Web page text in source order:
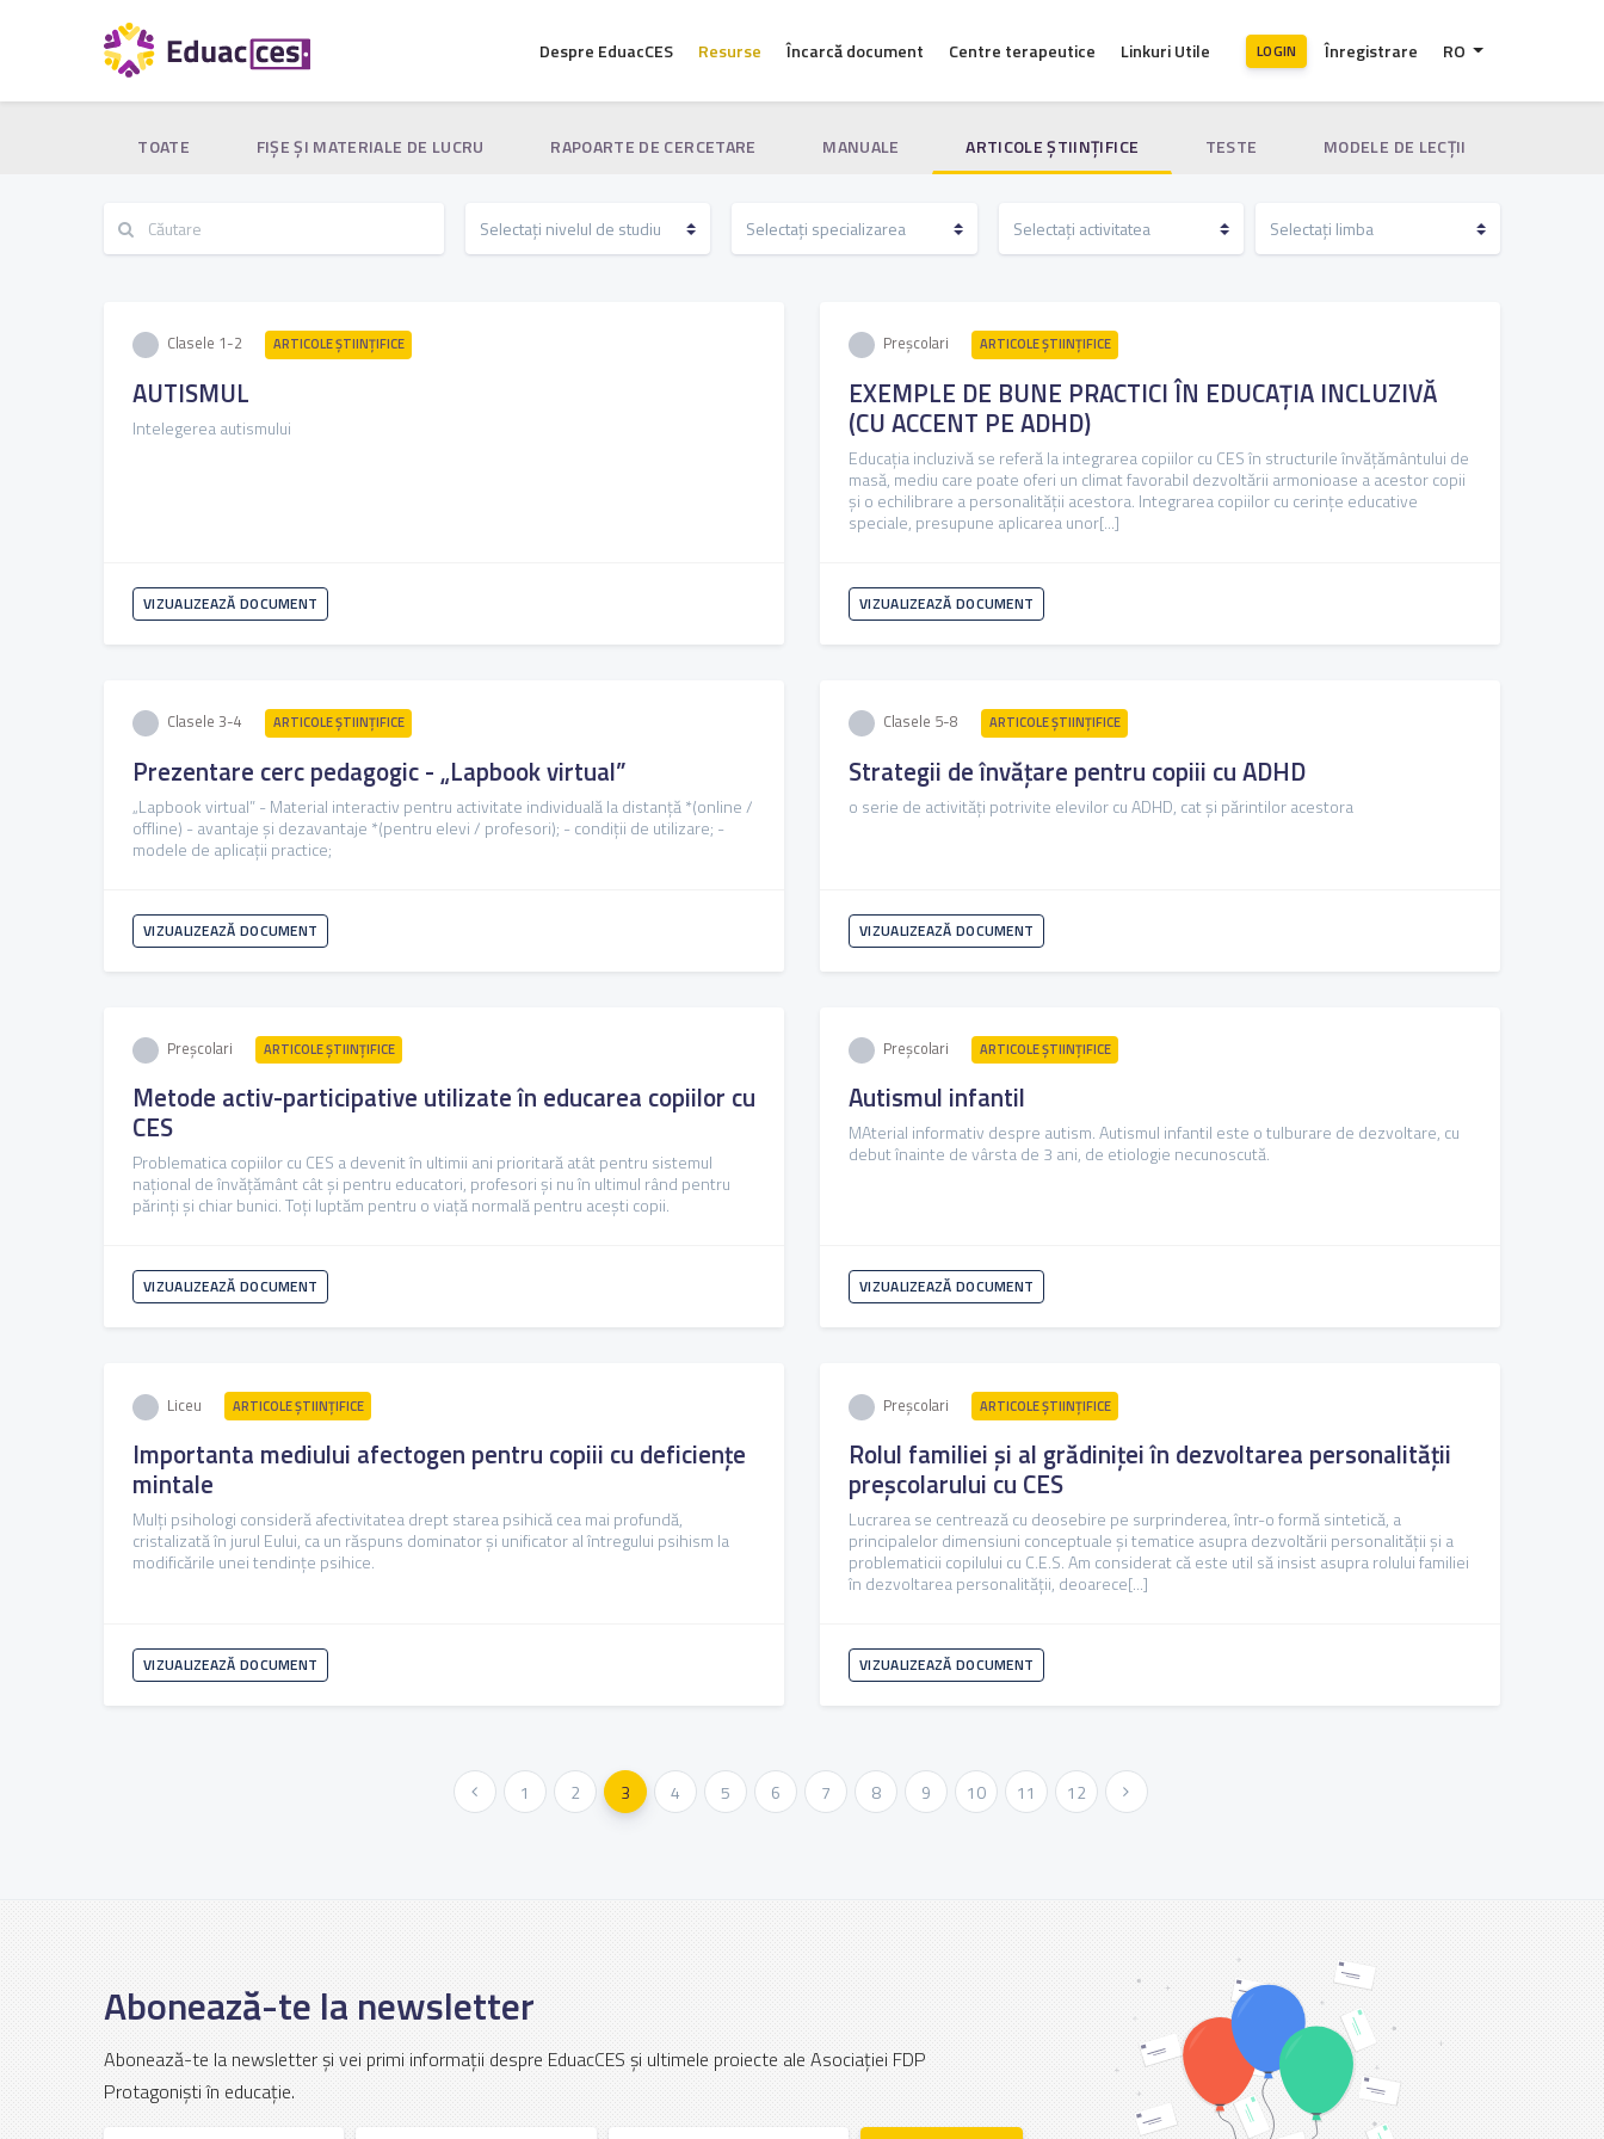
Despre EduacCES Resurse Încarcă document Centre terapeutice Linkuri Utile LOGIN Înregistrare RO
TOATE FIŞE ŞI MATERIALE DE LUCRU RAPOARTE DE CERCETARE MANUALE ARTICOLE ŞTIINȚIFICE TESTE MODELE DE LECȚII
Clasele 1-2 ARTICOLE ŞTIINȚIFICE
AUTISMUL
Intelegerea autismului
VIZUALIZEAZĂ DOCUMENT
Preșcolari ARTICOLE ŞTIINȚIFICE
EXEMPLE DE BUNE PRACTICI ÎN EDUCAȚIA INCLUZIVĂ
(CU ACCENT PE ADHD)
Educaţia incluzivă se referă la integrarea copiilor cu CES în structurile învăţământului de
masă, mediu care poate oferi un climat favorabil dezvoltării armonioase a acestor copii
şi o echilibrare a personalităţii acestora. Integrarea copiilor cu cerințe educative
speciale, presupune aplicarea unor[...]
VIZUALIZEAZĂ DOCUMENT
Clasele 3-4 ARTICOLE ŞTIINȚIFICE
Prezentare cerc pedagogic - „Lapbook virtual”
„Lapbook virtual” - Material interactiv pentru activitate individuală la distanță *(online /
offline) - avantaje și dezavantaje *(pentru elevi / profesori); - condiții de utilizare; -
modele de aplicații practice;
VIZUALIZEAZĂ DOCUMENT
Clasele 5-8 ARTICOLE ŞTIINȚIFICE
Strategii de învățare pentru copiii cu ADHD
o serie de activități potrivite elevilor cu ADHD, cat și părintilor acestora
VIZUALIZEAZĂ DOCUMENT
Preșcolari ARTICOLE ŞTIINȚIFICE
Metode activ-participative utilizate în educarea copiilor cu
CES
Problematica copiilor cu CES a devenit în ultimii ani prioritară atât pentru sistemul
național de învățământ cât și pentru educatori, profesori și nu în ultimul rând pentru
părinți și chiar bunici. Toți luptăm pentru o viață normală pentru acești copii.
VIZUALIZEAZĂ DOCUMENT
Preșcolari ARTICOLE ŞTIINȚIFICE
Autismul infantil
MAterial informativ despre autism. Autismul infantil este o tulburare de dezvoltare, cu
debut înainte de vârsta de 3 ani, de etiologie necunoscută.
VIZUALIZEAZĂ DOCUMENT
Liceu ARTICOLE ŞTIINȚIFICE
Importanta mediului afectogen pentru copiii cu deficiențe
mintale
Mulți psihologi consideră afectivitatea drept starea psihică cea mai profundă,
cristalizată în jurul Eului, ca un răspuns dominator și unificator al întregului psihism la
modificările unei tendințe psihice.
VIZUALIZEAZĂ DOCUMENT
Preșcolari ARTICOLE ŞTIINȚIFICE
Rolul familiei și al grădiniței în dezvoltarea personalității
preșcolarului cu CES
Lucrarea se centrează cu deosebire pe surprinderea, într-o formă sintetică, a
principalelor dimensiuni conceptuale şi tematice asupra dezvoltării personalităţii şi a
problematicii copilului cu C.E.S. Am considerat că este util să insist asupra rolului familiei
în dezvoltarea personalităţii, deoarece[...]
VIZUALIZEAZĂ DOCUMENT
« Anterioara1 2 3 4 5 6 7 8 9 10 11 12Urmatoarea »
Abonează-te la newsletter
Abonează-te la newsletter și vei primi informații despre EduacCES și ultimele proiecte ale Asociației FDP
Protagoniști în educație.